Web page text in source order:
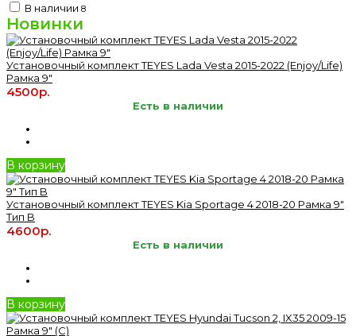
В наличии 8
Новинки
Установочный комплект TEYES Lada Vesta 2015-2022 (Enjoy/Life)
Рамка 9"
4500р.
Есть в наличии
В корзину
Установочный комплект TEYES Kia Sportage 4 2018-20 Рамка 9"
Тип B
4600р.
Есть в наличии
В корзину